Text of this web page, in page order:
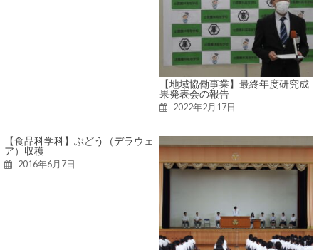
【地域協働事業】最終年度研究成
果発表会の報告
2022年2月17日
【食品科学科】ぶどう（デラウェ
ア）収穫
2016年6月7日